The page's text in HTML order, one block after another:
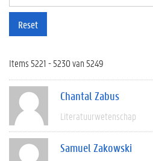
Reset
Items 5221 - 5230 van 5249
Chantal Zabus
Literatuurwetenschap
Samuel Zakowski